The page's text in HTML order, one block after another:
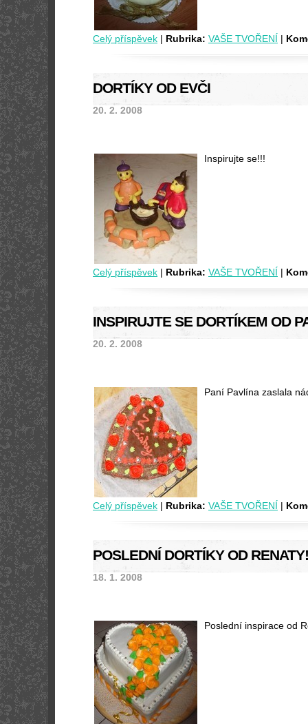
Celý příspěvek | Rubrika: VAŠE TVOŘENÍ |
DORTÍKY OD EVČI
20. 2. 2008
Inspirujte se!!!
Celý příspěvek | Rubrika: VAŠE TVOŘENÍ |
INSPIRUJTE SE DORTÍKEM OD
20. 2. 2008
Paní Pavlína zaslala
Celý příspěvek | Rubrika: VAŠE TVOŘENÍ |
POSLEDNÍ DORTÍKY OD
18. 1. 2008
Poslední inspirace od